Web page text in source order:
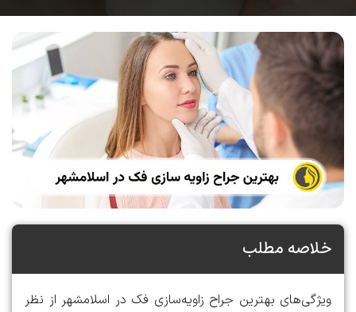
خلاصه مطلب
ویژگی‌های بهترین جراح زاویه‌سازی فک در اسلامشهر از نظر